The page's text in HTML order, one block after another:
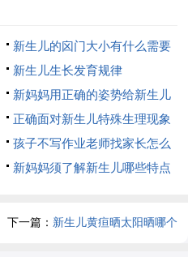
新生儿的囟门大小有什么需要
注意的地方
新生儿生长发育规律
新妈妈用正确的姿势给新生儿
哺乳
正确面对新生儿特殊生理现象
孩子不写作业老师找家长怎么
办新妈妈须了解新生儿哪些特点
下一篇： 新生儿黄疸晒太阳晒哪个